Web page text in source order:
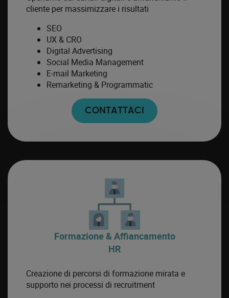
cliente per massimizzare i risultati
SEO
UX & CRO
Digital Advertising
Social Media Management
E-mail Marketing
Remarketing & Programmatic
CONTATTACI
Formazione & Affiancamento
HR
Creazione di percorsi di formazione mirata e
supporto nei processi di recruitment